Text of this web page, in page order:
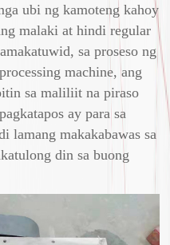
ubi ng kamoteng kahoy
malaki at hindi regular
sa proseso ng
machine, ang
sa maliliit na piraso
ay para sa
lamang makakabawas sa
din sa buong